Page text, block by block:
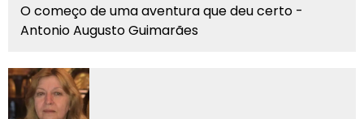
O começo de uma aventura que deu certo -
Antonio Augusto Guimarães